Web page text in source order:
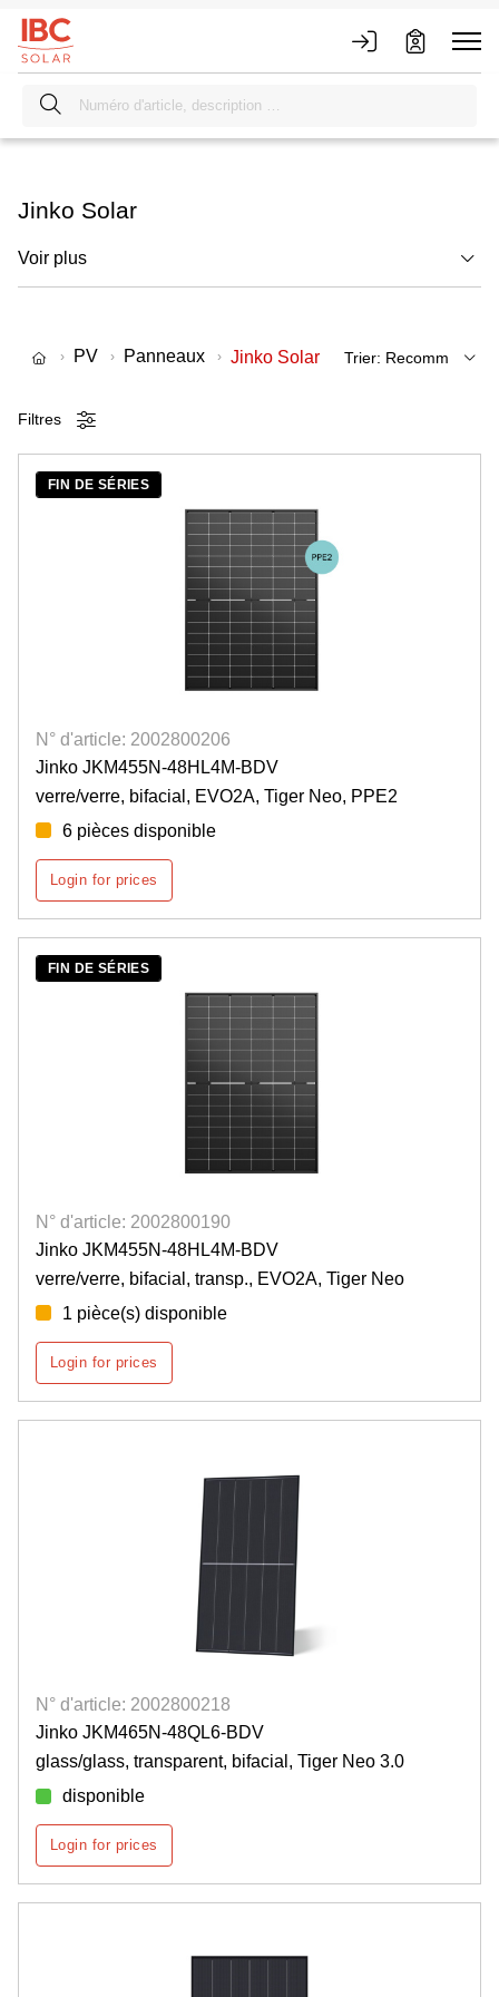
Jinko Solar
Voir plus
PV Panneaux Jinko Solar
Filtres
FIN DE SÉRIES
N° d'article: 2002800206
Jinko JKM455N-48HL4M-BDV
verre/verre, bifacial, EVO2A, Tiger Neo, PPE2
6 pièces disponible
Login for prices
FIN DE SÉRIES
N° d'article: 2002800190
Jinko JKM455N-48HL4M-BDV
verre/verre, bifacial, transp., EVO2A, Tiger Neo
1 pièce(s) disponible
Login for prices
N° d'article: 2002800218
Jinko JKM465N-48QL6-BDV
glass/glass, transparent, bifacial, Tiger Neo 3.0
disponible
Login for prices